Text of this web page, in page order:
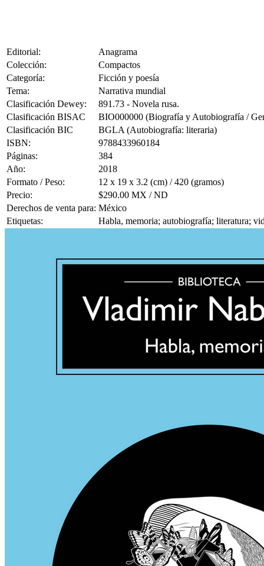
Editorial:
Anagrama
Colección:
Compactos
Categoría:
Ficción y poesía
Tema:
Narrativa mundial
Clasificación Dewey:
891.73 - Novela rusa.
Clasificación BISAC
BIO000000 (Biografía y Autobiografía /
Clasificación BIC
BGLA (Autobiografía: literaria)
ISBN:
9788433960184
Páginas:
384
Año:
2018
Formato / Peso:
12 x 19 x 3.2 (cm) / 420 (gramos)
Precio:
$290.00 MX / ND
Derechos de venta para: México
Etiquetas:
Habla, memoria; autobiografía; literatura;